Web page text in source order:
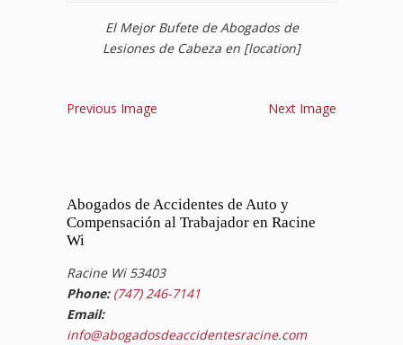
El Mejor Bufete de Abogados de
Lesiones de Cabeza en [location]
Previous Image Next Image
Abogados de Accidentes de Auto y
Compensación al Trabajador en Racine
Wi
Racine Wi 53403
Phone: (747) 246-7141
Email:
info@abogadosdeaccidentesracine.com